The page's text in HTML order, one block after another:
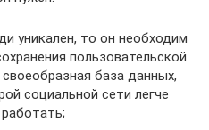
уникален, то он необходим
пользовательской
база данных,
социальной сети легче
работать;